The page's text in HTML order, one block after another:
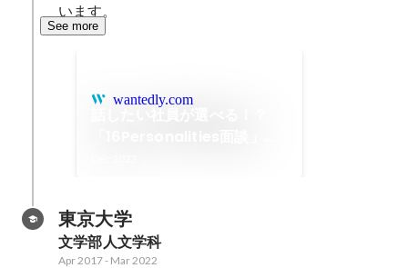
います。
See more
wantedly.com
東京大学
文学部人文学科
Apr 2017- Mar 2022